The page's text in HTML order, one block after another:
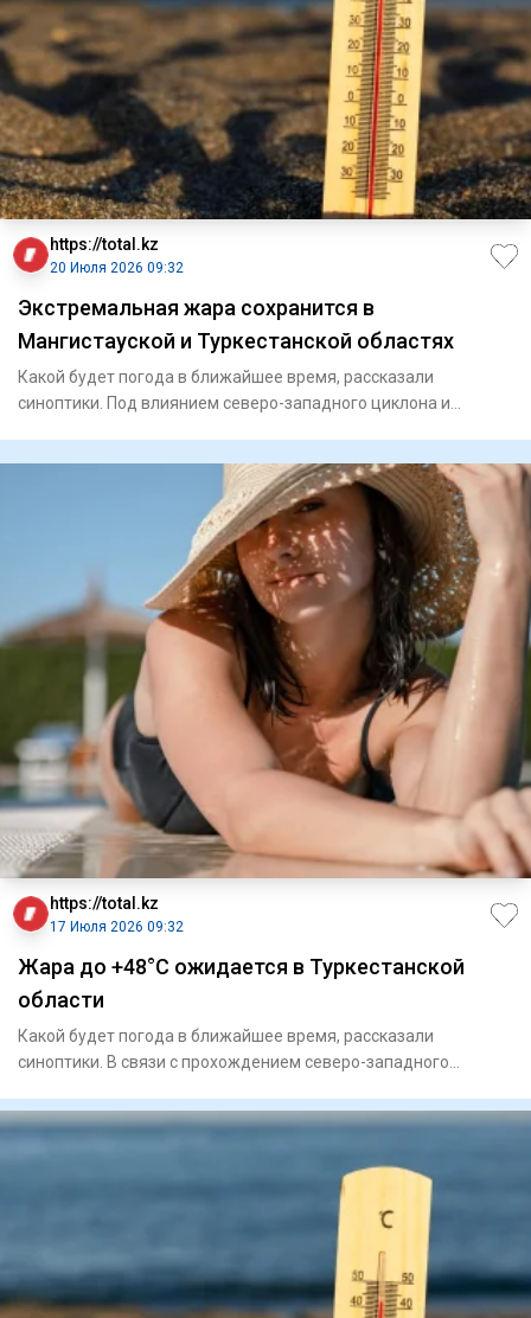
https://total.kz
20 Июля 2026 09:32
Экстремальная жара сохранится в
Мангистауской и Туркестанской областях
Какой будет погода в ближайшее время, рассказали
синоптики. Под влиянием северо-западного циклона и
https://total.kz
17 Июля 2026 09:32
Жара до +48°С ожидается в Туркестанской
области
Какой будет погода в ближайшее время, рассказали
синоптики. В связи с прохождением северо-западного